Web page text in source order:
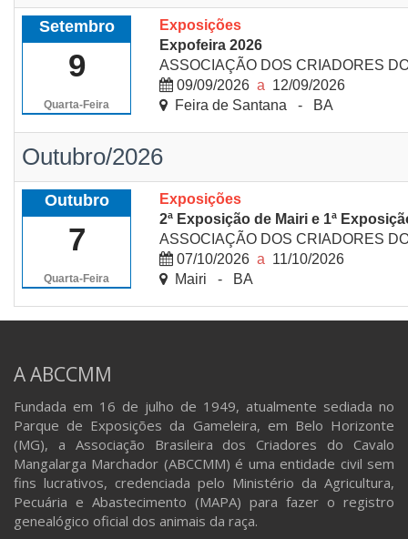
Setembro
9
Quarta-Feira
Exposições
Expofeira 2026
ASSOCIAÇÃO DOS CRIADORES
09/09/2026 a 12/09/2026
Feira de Santana - BA
Outubro/2026
Outubro
7
Quarta-Feira
Exposições
2ª Exposição de Mairi e 1ª
ASSOCIAÇÃO DOS CRIADORES
07/10/2026 a 11/10/2026
Mairi - BA
A ABCCMM
Fundada em 16 de julho de 1949, atualmente sediada no
Parque de Exposições da Gameleira, em Belo Horizonte
(MG), a Associação Brasileira dos Criadores do Cavalo
Mangalarga Marchador (ABCCMM) é uma entidade civil sem
fins lucrativos, credenciada pelo Ministério da Agricultura,
Pecuária e Abastecimento (MAPA) para fazer o registro
genealógico oficial dos animais da raça.